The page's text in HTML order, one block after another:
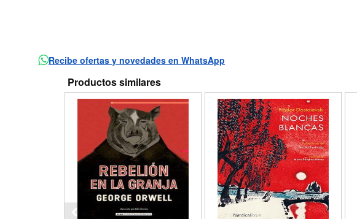
Recibe ofertas y novedades en WhatsApp
Productos similares